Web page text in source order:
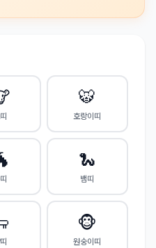
🐯
호랑이띠
🐍
뱀띠
🐵
원숭이띠